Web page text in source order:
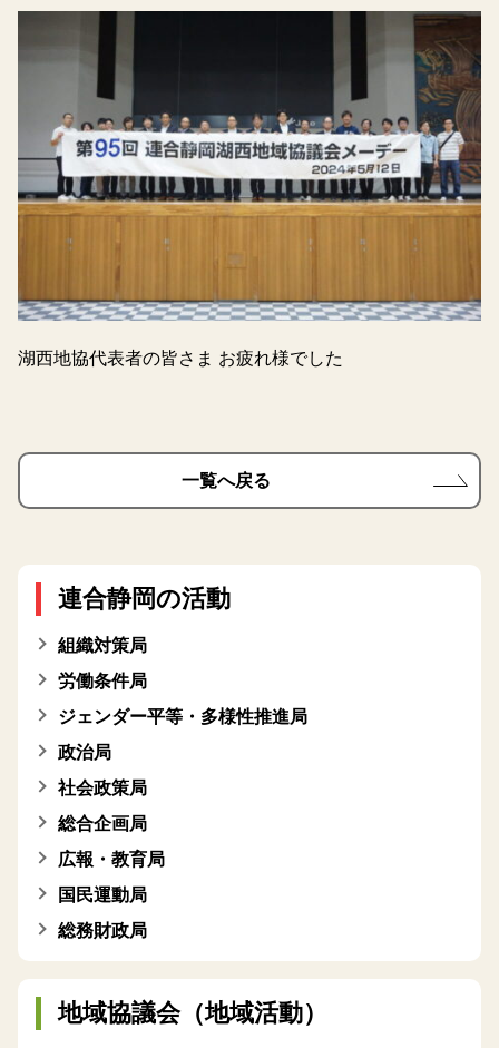
湖西地協代表者の皆さま お疲れ様でした
一覧へ戻る
連合静岡の活動
組織対策局
労働条件局
ジェンダー平等・多様性推進局
政治局
社会政策局
総合企画局
広報・教育局
国民運動局
総務財政局
地域協議会（地域活動）